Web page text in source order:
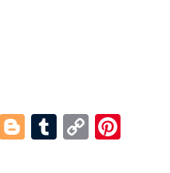
EmailBlogger
Tumblr
Copy